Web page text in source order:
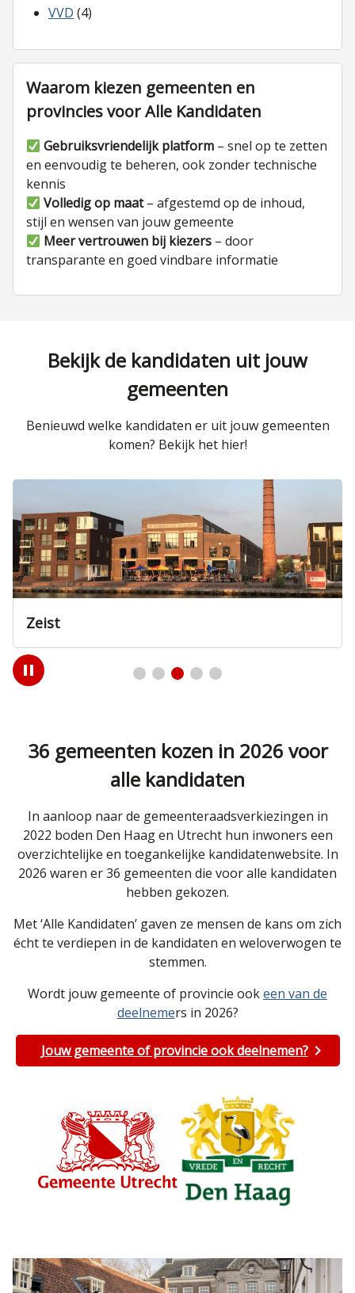
VVD (4)
Waarom kiezen gemeenten en
provincies voor Alle Kandidaten
Gebruiksvriendelijk platform – snel op te zetten
en eenvoudig te beheren, ook zonder technische
kennis
Volledig op maat– afgestemd op de inhoud,
stijl en wensen van jouw gemeente
Meer vertrouwen bij kiezers – door
transparante en goed vindbare informatie
Bekijk de kandidaten uit jouw
gemeenten
Benieuwd welke kandidaten er uit jouw gemeenten
komen? Bekijk het hier!
Zeist
Play
/
36 gemeenten kozen in 2026 voor
alle kandidaten
In aanloop naar de gemeenteraadsverkiezingen in
2022 boden Den Haag en Utrecht hun inwoners een
overzichtelijke en toegankelijke kandidatenwebsite. In
2026 waren er 36 gemeenten die voor alle kandidaten
hebben gekozen.
Met ‘Alle Kandidaten’ gaven ze mensen de kans om zich
écht te verdiepen in de kandidaten en weloverwogen te
stemmen.
Wordt jouw gemeente of provincie ookeen van de
deelnemers in 2026?
Jouw gemeente of provincie ook deelnemen?